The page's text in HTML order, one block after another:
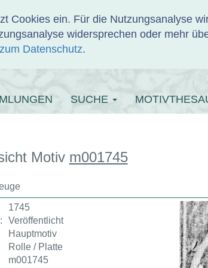
Cookies ein. Für die Nutzungsanalyse
widersprechen oder mehr
Datenschutz.
SUCHE
Motiv m001745
1745
Veröffentlicht
Hauptmotiv
Rolle / Platte
m001745